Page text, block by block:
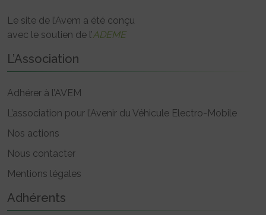
Le site de l’Avem a été conçu
avec le soutien de l’ADEME
L’Association
Adhérer à l’AVEM
L’association pour l’Avenir du Véhicule Electro-Mobile
Nos actions
Nous contacter
Mentions légales
Adhérents